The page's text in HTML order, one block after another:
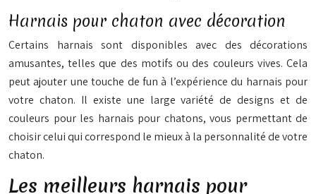
Harnais pour chaton avec décoration
Certains harnais sont disponibles avec des décorations
amusantes, telles que des motifs ou des couleurs vives. Cela
peut ajouter une touche de fun à l’expérience du harnais pour
votre chaton. Il existe une large variété de designs et de
couleurs pour les harnais pour chatons, vous permettant de
choisir celui qui correspond le mieux à la personnalité de votre
chaton.
Les meilleurs harnais pour